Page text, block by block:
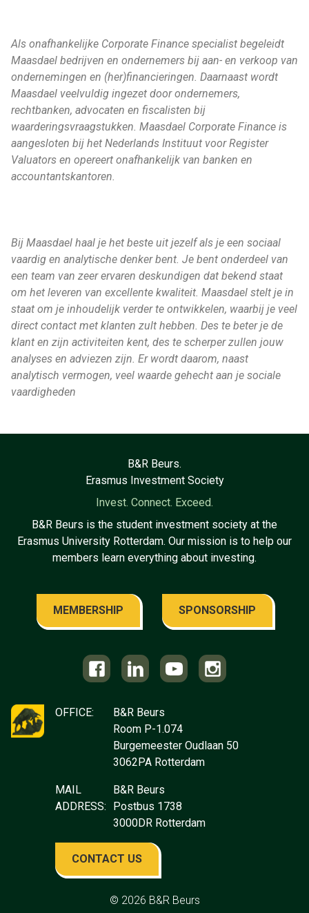
Als onafhankelijke Corporate Finance specialist begeleidt
Maasdael bedrijven en ondernemers bij aan- en verkoop van
ondernemingen en (her)financieringen. Daarnaast wordt
Maasdael veelvuldig ingezet door ondernemers,
rechtbanken, advocaten en fiscalisten bij
waarderingsvraagstukken. Maasdael Corporate Finance is
aangesloten bij het Nederlands Instituut voor Register
Valuators en opereert onafhankelijk van banken en
accountantskantoren.
Bij Maasdael haal je het beste uit jezelf als je een sociaal
vaardig en analytische denker bent. Je bent onderdeel van
een team van zeer ervaren deskundigen dat bekend staat
om het leveren van excellente kwaliteit. Maasdael stelt je in
staat om je inhoudelijk verder te ontwikkelen, waarbij je veel
direct contact met klanten zult hebben. Des te beter je de
klant en zijn activiteiten kent, des te scherper zullen jouw
analyses en adviezen zijn. Er wordt daarom, naast
analytisch vermogen, veel waarde gehecht aan je sociale
vaardigheden
OFFICE:
B&R Beurs
Room P-1.074
Burgemeester Oudlaan 50
3062PA Rotterdam
MAIL
ADDRESS:
B&R Beurs
Postbus 1738
3000DR Rotterdam
CONTACT US
B&R Beurs.
Erasmus Investment Society
Invest. Connect. Exceed.
B&R Beurs is the student investment society at the
Erasmus University Rotterdam. Our mission is to help our
members learn everything about investing.
MEMBERSHIP SPONSORSHIP
© 2026 B&R Beurs